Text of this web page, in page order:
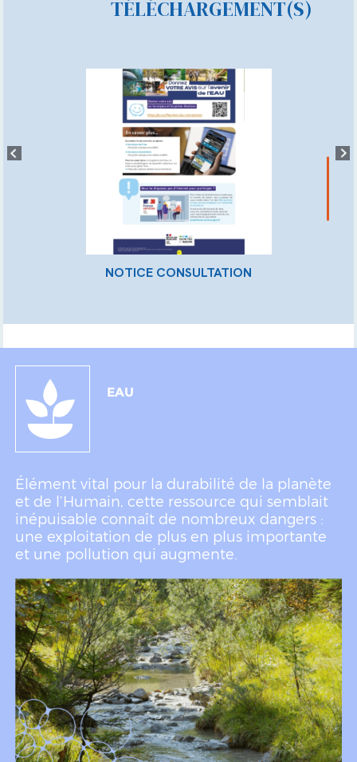
TÉLÉCHARGEMENT(S)
NOTICE CONSULTATION
EAU
Élément vital pour la durabilité de la planète
et de l’Humain, cette ressource qui semblait
inépuisable connaît de nombreux dangers :
une exploitation de plus en plus importante
et une pollution qui augmente.